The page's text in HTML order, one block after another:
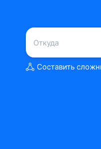
Составить